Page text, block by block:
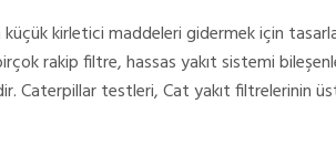
kirletici maddeleri gidermek için
rakip filtre, hassas yakıt sistemi
Caterpillar testleri, Cat yakıt filtrelerinin